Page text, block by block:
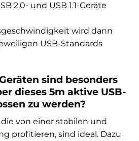
2.0- und USB 1.1-Geräte
wird dann
USB-Standards
sind besonders
dieses 5m aktive USB-
zu werden?
die von einer stabilen und
profitieren, sind ideal. Dazu